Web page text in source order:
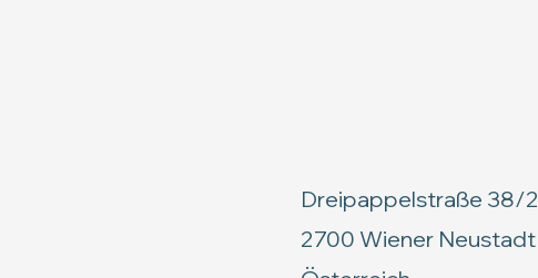
Dreipappelstraße 38/2
2700 Wiener Neustadt